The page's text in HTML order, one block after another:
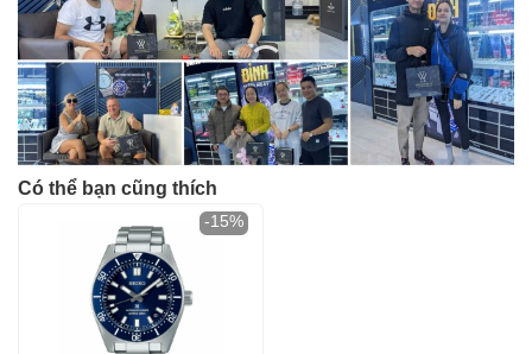
Có thể bạn cũng thích
-15%